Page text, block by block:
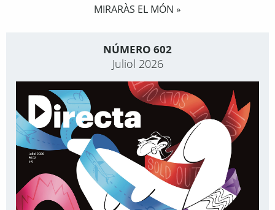
MIRARÀS EL MÓN »
NÚMERO 602
Juliol 2026